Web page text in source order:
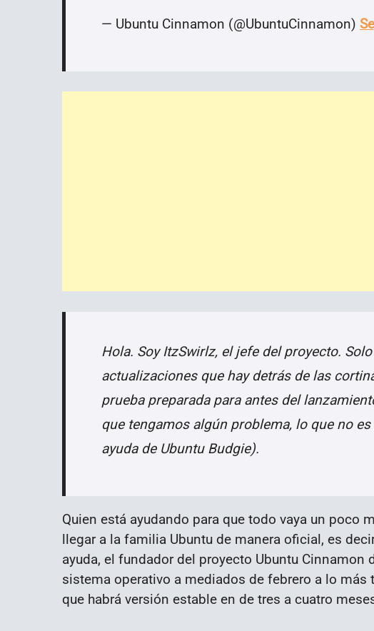
— Ubuntu Cinnamon (@UbuntuCinnamon)
Hola. Soy ItzSwirlz, el jefe del proyecto.
actualizaciones que hay detrás de las
prueba preparada para antes del
que tengamos algún problema, lo que no
ayuda de Ubuntu Budgie).
Quien está ayudando para que todo vaya un poco
llegar a la familia Ubuntu de manera oficial, es
ayuda, el fundador del proyecto Ubuntu Cinnamon
sistema operativo a mediados de febrero a lo
que habrá versión estable en de tres a cuatro